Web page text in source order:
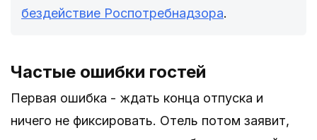
бездействие Роспотребнадзора.
Частые ошибки гостей
Первая ошибка - ждать конца отпуска и
ничего не фиксировать. Отель потом заявит,